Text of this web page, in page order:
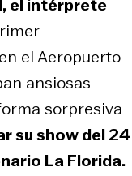
el intérprete
el Aeropuerto
ansiosas
sorpresiva
su show del 24
La Florida.